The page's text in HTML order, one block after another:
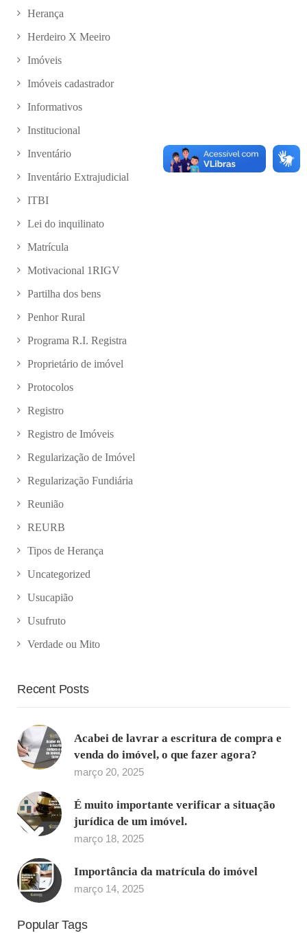
Herança
Herdeiro X Meeiro
Imóveis
Imóveis cadastrador
Informativos
Institucional
Inventário
Inventário Extrajudicial
ITBI
Lei do inquilinato
Matrícula
Motivacional 1RIGV
Partilha dos bens
Penhor Rural
Programa R.I. Registra
Proprietário de imóvel
Protocolos
Registro
Registro de Imóveis
Regularização de Imóvel
Regularização Fundiária
Reunião
REURB
Tipos de Herança
Uncategorized
Usucapião
Usufruto
Verdade ou Mito
Recent Posts
Acabei de lavrar a escritura de compra e
venda do imóvel, o que fazer agora?
março 20, 2025
É muito importante verificar a situação
jurídica de um imóvel.
março 18, 2025
Importância da matrícula do imóvel
março 14, 2025
Popular Tags